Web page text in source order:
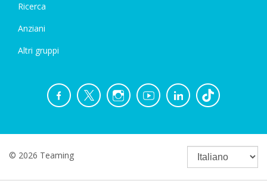
Ricerca
Anziani
Altri gruppi
© 2026 Teaming